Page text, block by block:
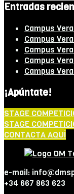
Entradas
Campus
Campus
Campus
Campus
Campus
¡Apúntate!
STAGE
STAGE
CONTACTA AQUÍ
e-mail:
+34 667 863 623